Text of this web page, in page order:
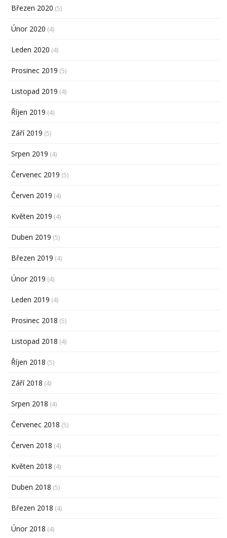
Březen 2020 (5)
Únor 2020 (4)
Leden 2020 (4)
Prosinec 2019 (5)
Listopad 2019 (4)
Říjen 2019 (4)
Září 2019 (5)
Srpen 2019 (4)
Červenec 2019 (5)
Červen 2019 (4)
Květen 2019 (4)
Duben 2019 (5)
Březen 2019 (4)
Únor 2019 (4)
Leden 2019 (4)
Prosinec 2018 (5)
Listopad 2018 (4)
Říjen 2018 (5)
Září 2018 (4)
Srpen 2018 (4)
Červenec 2018 (5)
Červen 2018 (4)
Květen 2018 (4)
Duben 2018 (5)
Březen 2018 (4)
Únor 2018 (4)